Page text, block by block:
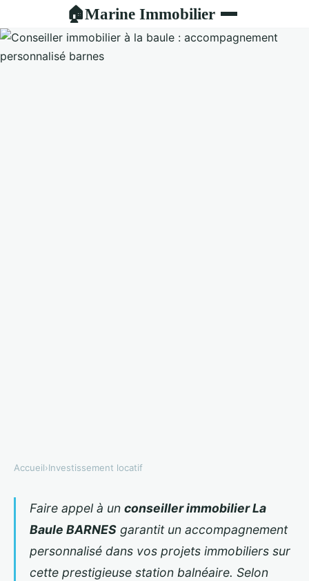
🏠Marine Immobilier
Conseiller immobilier à la baule
: accompagnement personnalisé
barnes
Accueil›Investissement locatif
Faire appel à un conseiller immobilier La
Baule BARNES garantit un accompagnement
personnalisé dans vos projets immobiliers sur
cette prestigieuse station balnéaire. Selon